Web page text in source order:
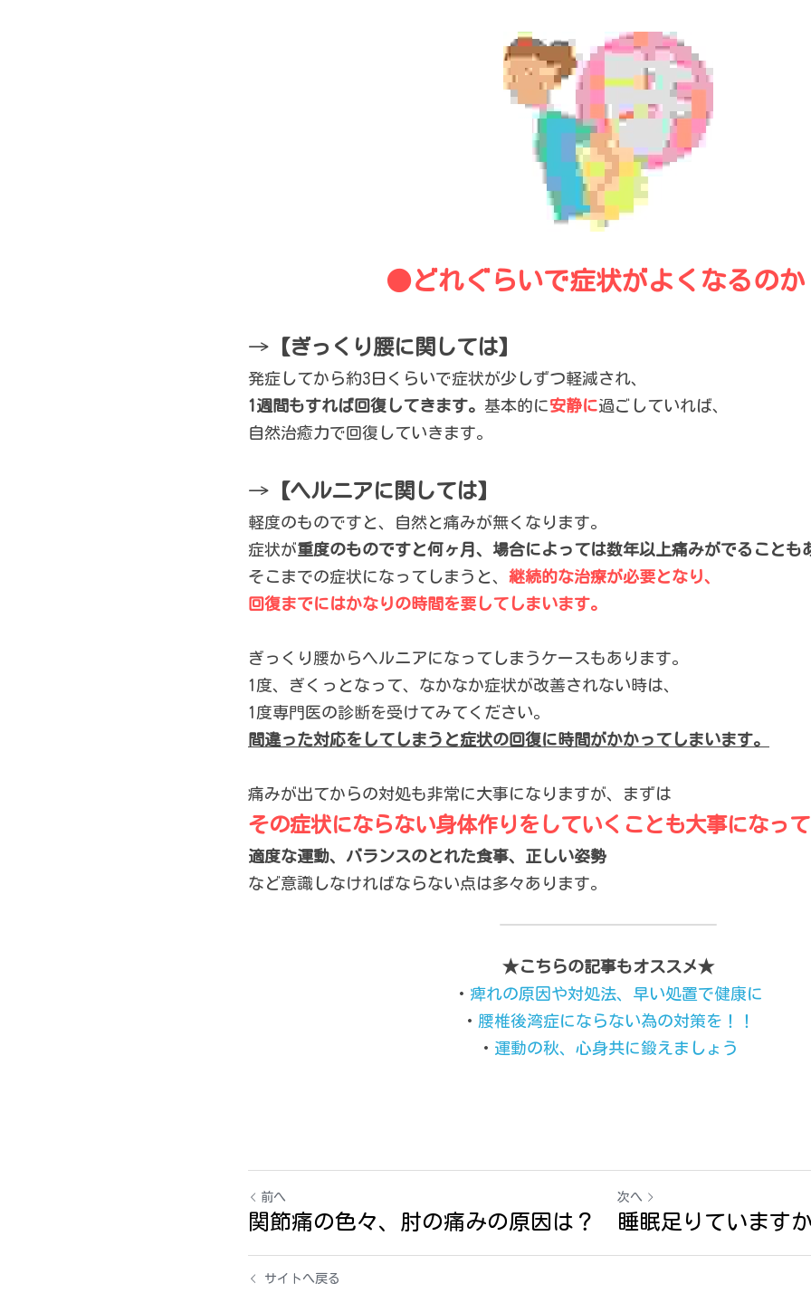
●どれぐらいで症状がよくなるのか
→ 【ぎっくり腰に関しては】
発症してから約3日くらいで症状が少しずつ軽減され、
1 週間もすれば回復してきます。 基本的に安静に過ごしていれば、
自然治癒力で回復していきます。
→ 【ヘルニアに関しては】
軽度のものですと、自然と痛みが無くなります。
症状が重度のものですと何ヶ月、場合によっては数年以上痛みがでることも
そこまでの症状になってしまうと、 継続的な治療が必要となり、
回復までにはかなりの時間を要してしまいます。
ぎっくり腰からヘルニアになってしまうケースもあります。
1 度、ぎくっとなって、なかなか症状が改善されない時は、
1 度専門医の診断を受けてみてください。
間違った対応をしてしまうと症状の回復に時間がかかってしまいます。
痛みが出てからの対処も非常に大事になりますが、 まずは
その症状にならない身体作りをしていくことも大事になっ
適度な運動、バランスのとれた食事、正しい姿勢
など意識しなければならない点は多々あります。
★こちらの記事もオススメ★
・ 痺れの原因や対処法、早い処置で健康に
・ 腰椎後湾症にならない為の対策を！！
・ 運動の秋、心身共に鍛えましょう
前へ
関節痛の色々、肘の痛みの原因は？
次へ
睡眠足りています
サイトへ戻る